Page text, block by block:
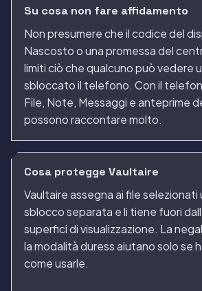
Su cosa non fare affidamento
Non presumere che il codice del
Nascosto o una promessa del
limiti ciò che qualcuno può vedere
sbloccato il telefono. Con il
File, Note, Messaggi e anteprime
possono raccontare molto.
Cosa protegge Vaultaire
Vaultaire assegna ai file selezionati
sblocco separata e li tiene fuori
superfici di visualizzazione. La
la modalità duress aiutano solo se
come usarle.